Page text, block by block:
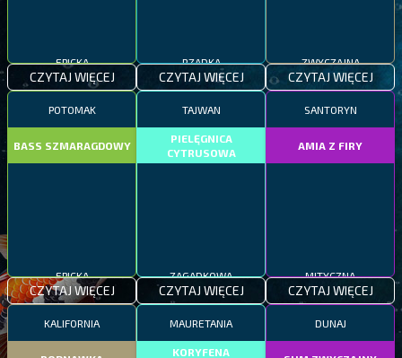
EPICKA
CZYTAJ WIĘCEJ
RZADKA
CZYTAJ WIĘCEJ
ZWYCZAJNA
CZYTAJ WIĘCEJ
POTOMAK
BASS SZMARAGDOWY
EPICKA
CZYTAJ WIĘCEJ
TAJWAN
PIELĘGNICA
CYTRUSOWA
ZAGADKOWA
CZYTAJ WIĘCEJ
SANTORYN
AMIA Z FIRY
MITYCZNA
CZYTAJ WIĘCEJ
KALIFORNIA MAURETANIA
KORYFENA
DUNAJ